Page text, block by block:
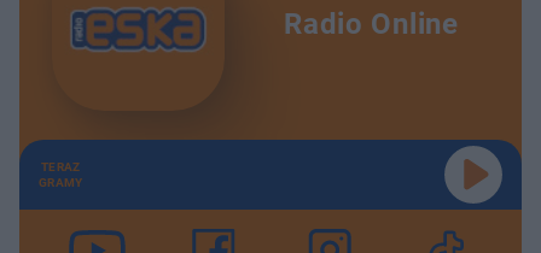
Radio Online
TERAZ
GRAMY